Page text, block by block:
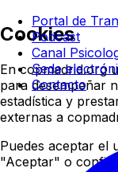
Cookies
En copmadrid.org
para desempeñar
estadística y
externas a
Puedes aceptar el
"Aceptar" o
Colegio
Portal de
Podcast
Canal
Sede
Contacto